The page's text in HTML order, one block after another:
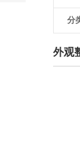
分
外观